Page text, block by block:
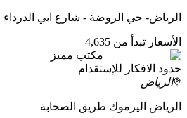
الرياض- حي الروضة - شارع ابي الدرداء
الأسعار تبدأ من 4,635
مكتب مميز
حدود الافكار للإستقدام
الرياض
الرياض اليرموك طريق الصحابة